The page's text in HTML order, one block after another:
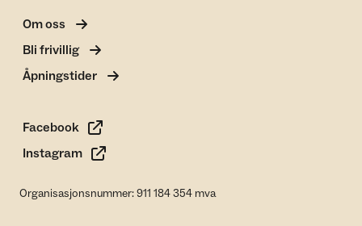
Om oss
Bli frivillig
Åpningstider
Facebook
Instagram
Organisasjonsnummer: 911 184 354 mva